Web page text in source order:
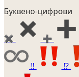
Буквено-цифрови
✖️ ➕
‼️ ⁉️